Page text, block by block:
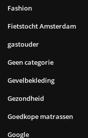
Fashion
Fietstocht Amsterdam
gastouder
Geen categorie
Gevelbekleding
Gezondheid
Goedkope matrassen
Google